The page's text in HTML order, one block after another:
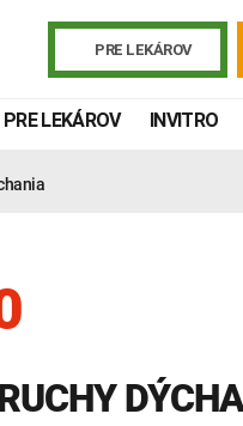
PRE LEKÁROV
PRE LEKÁROV INVITRO